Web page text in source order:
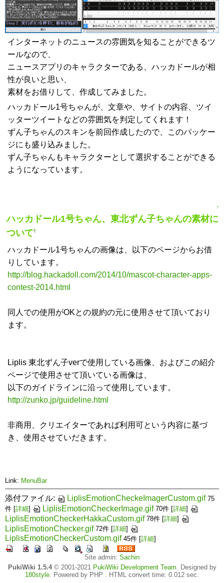
インターネットのニュースの雰囲気を知ることができるツ
ールなので、
ニュースアプリのキャラクターである、ハッカドールが相
性が良いと思い、
素材をお借りして、作成してみました。
ハッカドール1号ちゃんが、文章や、サイトの内容、ツイ
ッターツイートなどの雰囲気を判定してくれます！
ずん子ちゃんのスキンを前回作成したので、このパッケー
ジにも盛り込みました。
ずん子ちゃんもキャラクターとして選択することができる
ようになっています。
↑
ハッカドール1号ちゃん、東北ずん子ちゃんの素材に
ついて†
ハッカドール1号ちゃんの画像は、以下のページからお借
りしています。
http://blog.hackadoll.com/2014/10/mascot-character-apps-
contest-2014.html
同人での使用がOKとの規約の元に使用させて頂いており
ます。
Liplis 東北ずん子verで使用している画像、およびこの紹介
ページで使用させて頂いている画像は、
以下のガイドラインに沿って使用しています。
http://zunko.jp/guideline.html
非商用、クリエイターであれば利用可という内容に基づ
き、使用させていだきます。
Link: MenuBar
添付ファイル: LiplisEmotionCheckeImagerCustom.gif 75
件 [詳細] LiplisEmotionCheckerImage.gif 70件 [詳細]
LiplisEmotionCheckerHakkaCustom.gif 78件 [詳細]
LiplisEmotionChecker.gif 72件 [詳細]
LiplisEmotionCheckerCustom.gif 45件 [詳細]
Site admin: Sachin
PukiWiki 1.5.4© 2001-2021 PukiWiki Development Team. Designed by
180style. Powered by PHP . HTML convert time: 0.012 sec.